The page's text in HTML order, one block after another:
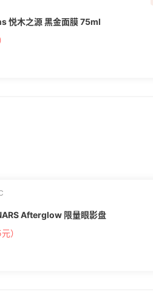
悦木之源 黑金面膜 75ml
Afterglow 限量眼影盘
）